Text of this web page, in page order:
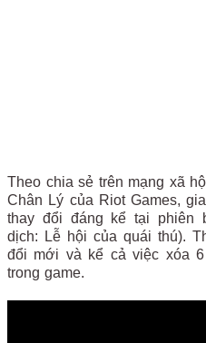
Theo chia sẻ trên mạng xã
Chân Lý của Riot Games,
thay đổi đáng kể tại phiên
dịch: Lễ hội của quái thú).
đổi mới và kể cả việc xóa
trong game.